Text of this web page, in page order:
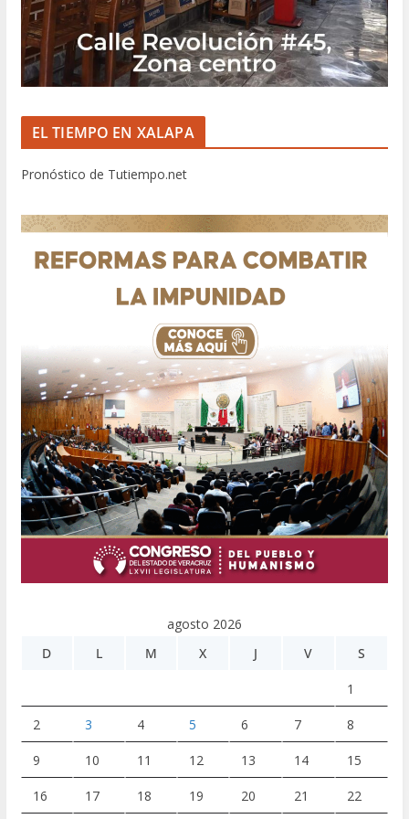
EL TIEMPO EN XALAPA
Pronóstico de Tutiempo.net
agosto 2026
D
L M X J V S
1
2 3 4 5 6 7 8
9 10 11 12 13 14 15
16 17 18 19 20 21 22